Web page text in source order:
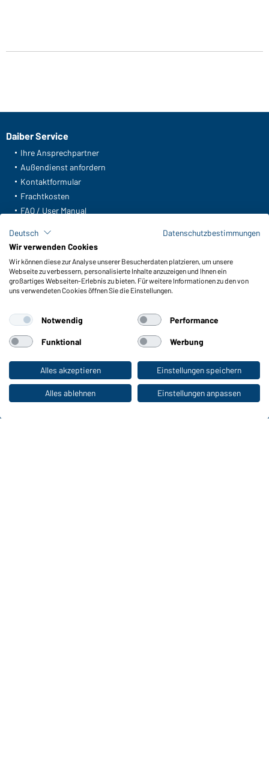
Zum Privatkunden-Shop
Daiber Service
Ihre Ansprechpartner
Außendienst anfordern
Kontaktformular
Frachtkosten
FAQ / User Manual
Meldeportal nach Hinweisgeberschutz
Funktionen & Pflege
Produkteigenschaften
Pflegehinweise
Farben
WORKWEAR COLLECTION
Die ideale Wahl für Professionals: Kollektionen
entdecken!
Deutsch
Datenschutzbestimmungen
Wir verwenden Cookies
Wir können diese zur Analyse unserer Besucherdaten platzieren, um unsere
Webseite zu verbessern, personalisierte Inhalte anzuzeigen und Ihnen ein
großartiges Webseiten-Erlebnis zu bieten. Für weitere Informationen zu den von
uns verwendeten Cookies öffnen Sie die Einstellungen.
Notwendig Performance
Funktional Werbung
Alles akzeptieren Einstellungen speichern
Alles ablehnen Einstellungen anpassen